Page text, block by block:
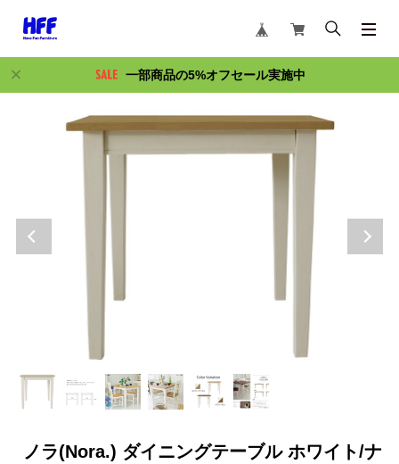
一部商品の5%オフセール実施中
ノラ(Nora.) ダイニングテーブル ホワイト/ナ